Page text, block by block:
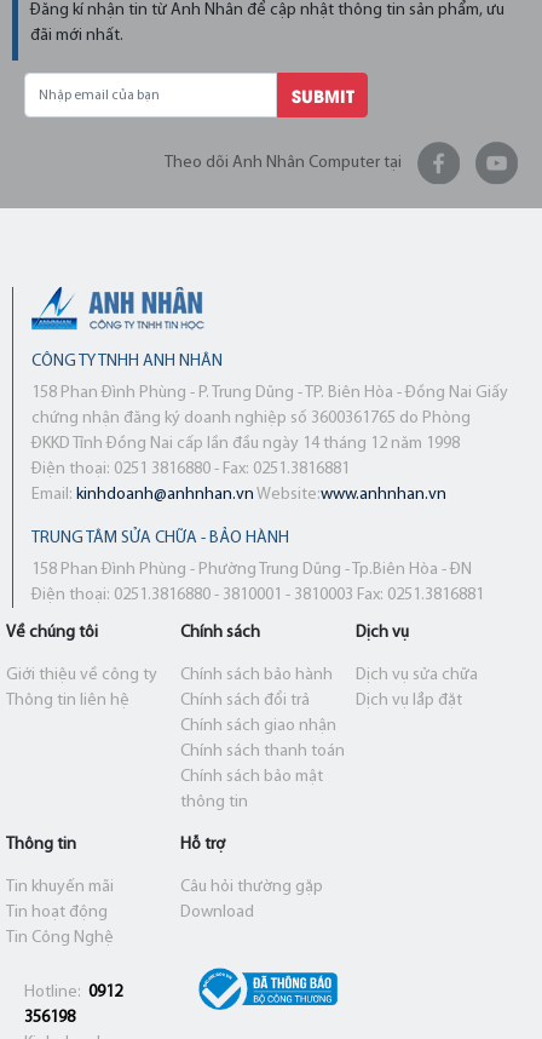
Đăng kí nhận tin từ Anh Nhân để cập nhật thông tin sản phẩm, ưu
đãi mới nhất.
SUBMIT
Theo dõi Anh Nhân Computer tại
CÔNG TY TNHH ANH NHÂN
158 Phan Đình Phùng - P. Trung Dũng - TP. Biên Hòa - Đồng Nai Giấy
chứng nhận đăng ký doanh nghiệp số 3600361765 do Phòng
ĐKKD Tỉnh Đồng Nai cấp lần đầu ngày 14 tháng 12 năm 1998
Điện thoại: 0251 3816880 - Fax: 0251.3816881
Email: kinhdoanh@anhnhan.vn Website:www.anhnhan.vn
TRUNG TÂM SỬA CHỮA - BẢO HÀNH
158 Phan Đình Phùng - Phường Trung Dũng - Tp.Biên Hòa - ĐN
Điện thoại: 0251.3816880 - 3810001 - 3810003 Fax: 0251.3816881
Về chúng tôi
Giới thiệu về công ty
Thông tin liên hệ
Chính sách
Chính sách bảo hành
Chính sách đổi trả
Chính sách giao nhận
Chính sách thanh toán
Chính sách bảo mật
thông tin
Dịch vụ
Dịch vụ sửa chữa
Dịch vụ lắp đặt
Thông tin
Tin khuyến mãi
Tin hoạt động
Tin Công Nghệ
Hỗ trợ
Câu hỏi thường gặp
Download
Hotline: 0912
356198